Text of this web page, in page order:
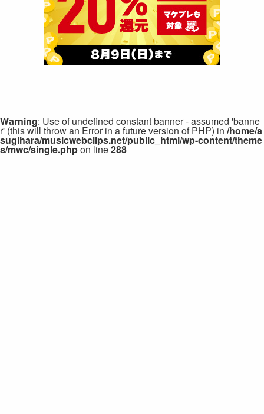
Warning: Use of undefined constant banner - assumed 'banne
r' (this will throw an Error in a future version of PHP) in /home/a
sugihara/musicwebclips.net/public_html/wp-content/theme
s/mwc/single.phpon line288